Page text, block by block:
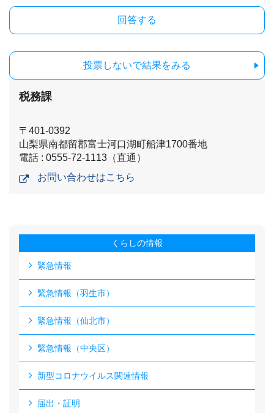
投票しないで結果をみる
税務課
〒401-0392
山梨県南都留郡富士河口湖町船津1700番地
電話 : 0555-72-1113（直通）
お問い合わせはこちら
くらしの情報
緊急情報
緊急情報（羽生市）
緊急情報（仙北市）
緊急情報（中央区）
新型コロナウイルス関連情報
届出・証明